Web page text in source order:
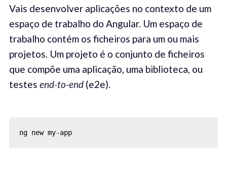
Vais desenvolver aplicações no contexto de um
espaço de trabalho do Angular. Um espaço de
trabalho contém os ficheiros para um ou mais
projetos. Um projeto é o conjunto de ficheiros
que compõe uma aplicação, uma biblioteca, ou
testes end-to-end(e2e).
ng new my-app